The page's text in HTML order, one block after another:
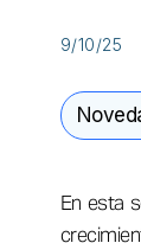
9/10/25
En esta